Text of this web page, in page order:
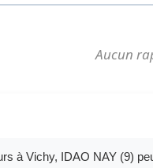
Aucun
à Vichy, IDAO NAY (9)